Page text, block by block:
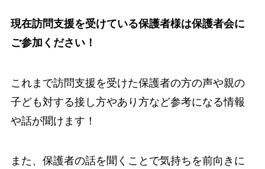
現在訪問支援を受けている保護者様は保護者会に
ご参加ください！
これまで訪問支援を受けた保護者の方の声や親の
子ども対する接し方やあり方など参考になる情報
や話が聞けます！
また、保護者の話を聞くことで気持ちを前向きに